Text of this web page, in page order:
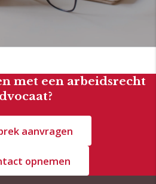
met een arbeidsrecht
aanvragen
opnemen